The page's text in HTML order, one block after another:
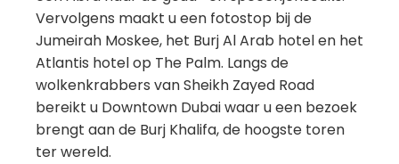
Vervolgens maakt u een fotostop bij de
Jumeirah Moskee, het Burj Al Arab hotel en het
Atlantis hotel op The Palm. Langs de
wolkenkrabbers van Sheikh Zayed Road
bereikt u Downtown Dubai waar u een bezoek
brengt aan de Burj Khalifa, de hoogste toren
ter wereld.